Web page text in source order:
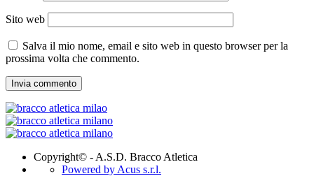
Sito web
Salva il mio nome, email e sito web in questo browser per la
prossima volta che commento.
Copyright© - A.S.D. Bracco Atletica
Powered by Acus s.r.l.